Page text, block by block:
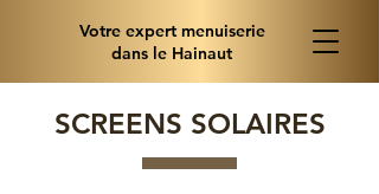
Votre expert menuiserie
dans le Hainaut
SCREENS SOLAIRES